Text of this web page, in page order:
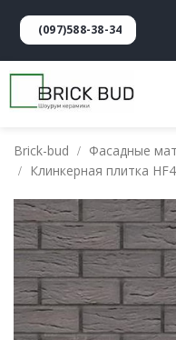
(097)588-38-34
Brick-bud
Фасадные
Клинкерная плитка